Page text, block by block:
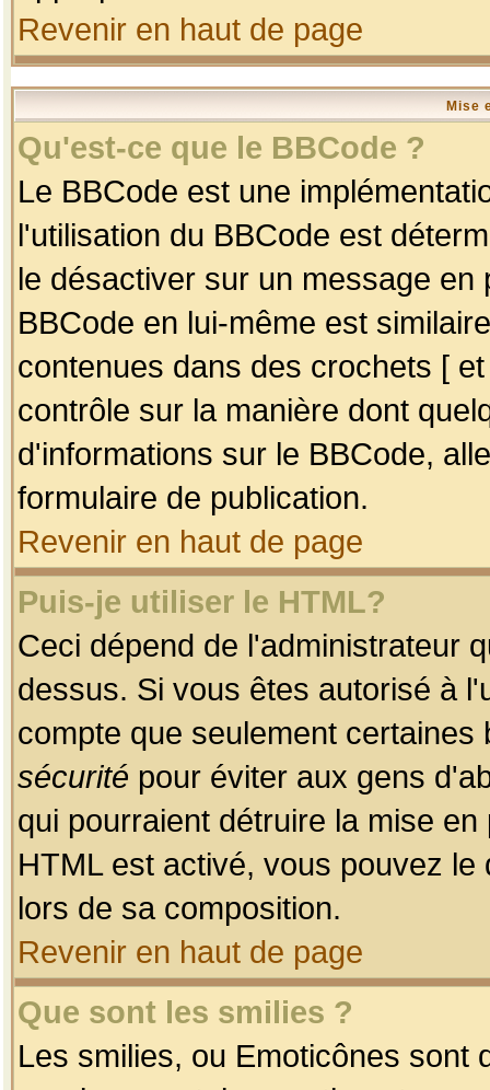
Revenir en haut de page
Mise
Qu'est-ce que le BBCode ?
Le BBCode est une
l'utilisation du BBCode est
le désactiver sur un message
BBCode en lui-même est
contenues dans des crochets [
contrôle sur la manière dont
d'informations sur le BBCode,
formulaire de publication.
Revenir en haut de page
Puis-je utiliser le HTML?
Ceci dépend de l'administrateur
dessus. Si vous êtes autorisé à
compte que seulement
sécurité pour éviter aux gens
qui pourraient détruire la mise
HTML est activé, vous pouvez
lors de sa composition.
Revenir en haut de page
Que sont les smilies ?
Les smilies, ou Emoticônes sont